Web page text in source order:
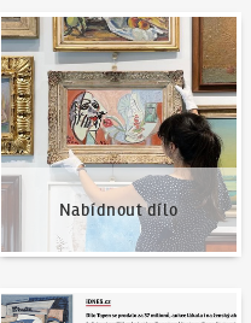
Nabídnout dílo
Nabídnout dílo
Napsali o nás